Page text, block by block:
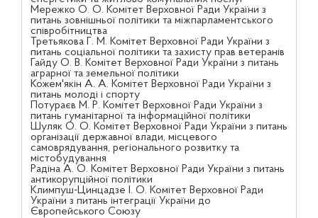
Мережко О. О. Комітет Верховної Ради України з
питань зовнішньої політики та міжпарламентського
співробітництва
Третьякова Г. М. Комітет Верховної Ради України з
питань соціальної політики та захисту прав ветеранів
Гайду О. В. Комітет Верховної Ради України з питань
аграрної та земельної політики
Кожем'якін А. А. Комітет Верховної Ради України з
питань молоді і спорту
Потураєв М. Р. Комітет Верховної Ради України з
питань гуманітарної та інформаційної політики
Шуляк О. О. Комітет Верховної Ради України з питань
організації державної влади, місцевого
самоврядування, регіонального розвитку та
містобудування
Радіна А. О. Комітет Верховної Ради України з питань
антикорупційної політики
Климпуш-Цинцадзе І. О. Комітет Верховної Ради
України з питань інтеграції України до
Європейського Союзу